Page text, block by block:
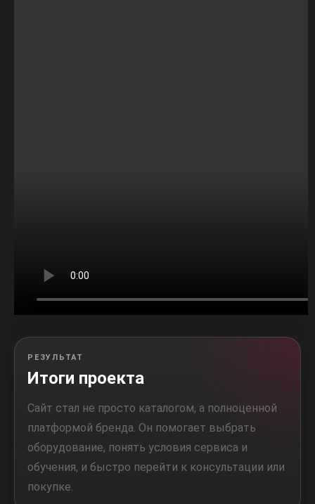
РЕЗУЛЬТАТ
Итоги проекта
Сайт стал не просто каталогом, а полноценной
платформой бренда. Он помогает выбрать
оборудование, понять условия сервиса и
обучения, и быстро перейти к консультации или
покупке.